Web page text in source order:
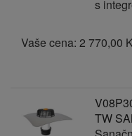
s
Vaše cena: 2 770,00
TW